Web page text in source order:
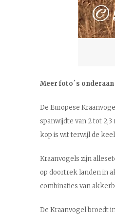
Meer foto´s
De Europese
spanwijdte van 2 tot
kop is wit terwijl de
Kraanvogels zijn
op doortrek landen in
combinaties van
De Kraanvogel broedt